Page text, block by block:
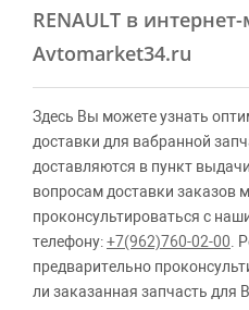
RENAULT в
Avtomarket34.ru
Здесь Вы можете узнать
доставки для вабранной
доставляются в пункт
вопросам доставки заказов
проконсультироваться с
телефону:+7(962)760-02-00 .
предварительно
ли заказанная запчасть для